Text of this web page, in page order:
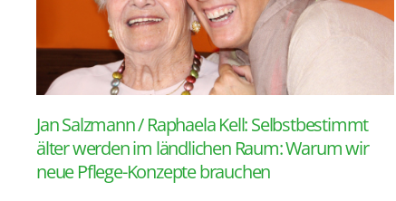
Jan Salzmann / Raphaela Kell: Selbstbestimmt
älter werden im ländlichen Raum: Warum wir
neue Pflege-Konzepte brauchen